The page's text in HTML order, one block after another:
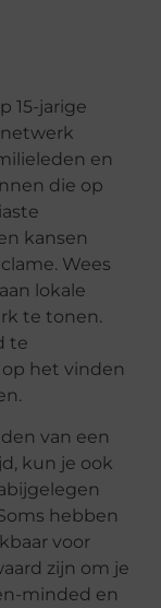
15-jarige
en
die op
kansen
Wees
lokale
te tonen.
te
het vinden
van een
kun je ook
hebben
voor
zijn om je
minded en